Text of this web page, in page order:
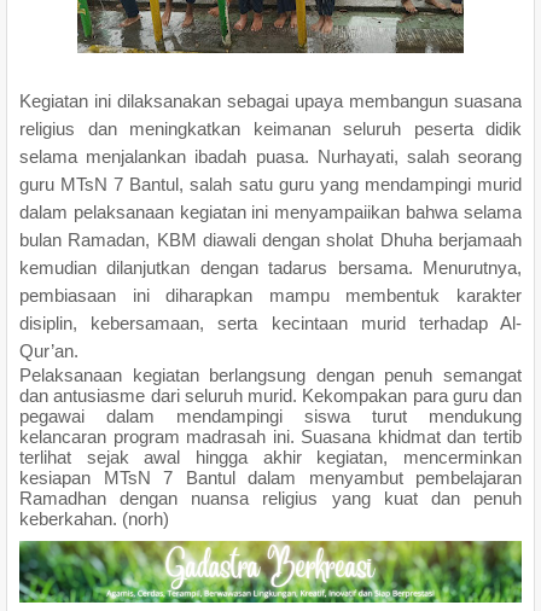
Kegiatan ini dilaksanakan sebagai upaya membangun suasana
religius dan meningkatkan keimanan seluruh peserta didik
selama menjalankan ibadah puasa. Nurhayati, salah seorang
guru MTsN 7 Bantul, salah satu guru yang mendampingi murid
dalam pelaksanaan kegiatan ini menyampaiikan bahwa selama
bulan Ramadan, KBM diawali dengan sholat Dhuha berjamaah
kemudian dilanjutkan dengan tadarus bersama. Menurutnya,
pembiasaan ini diharapkan mampu membentuk karakter
disiplin, kebersamaan, serta kecintaan murid terhadap Al-
Qur’an.
Pelaksanaan kegiatan berlangsung dengan penuh semangat
dan antusiasme dari seluruh murid. Kekompakan para guru dan
pegawai dalam mendampingi siswa turut mendukung
kelancaran program madrasah ini. Suasana khidmat dan tertib
terlihat sejak awal hingga akhir kegiatan, mencerminkan
kesiapan MTsN 7 Bantul dalam menyambut pembelajaran
Ramadhan dengan nuansa religius yang kuat dan penuh
keberkahan. (norh)